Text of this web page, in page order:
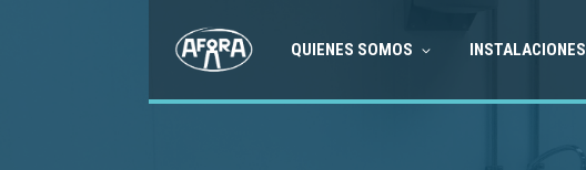
QUIENES SOMOS INSTALACIONES